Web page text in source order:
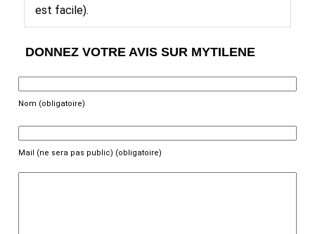
est facile).
DONNEZ VOTRE AVIS SUR MYTILENE
Nom (obligatoire)
Mail (ne sera pas public) (obligatoire)